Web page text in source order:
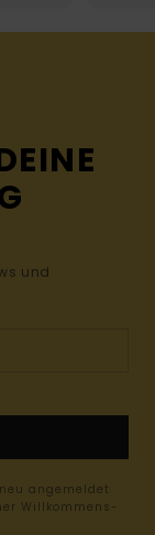
und
angemeldet
Willkommens-